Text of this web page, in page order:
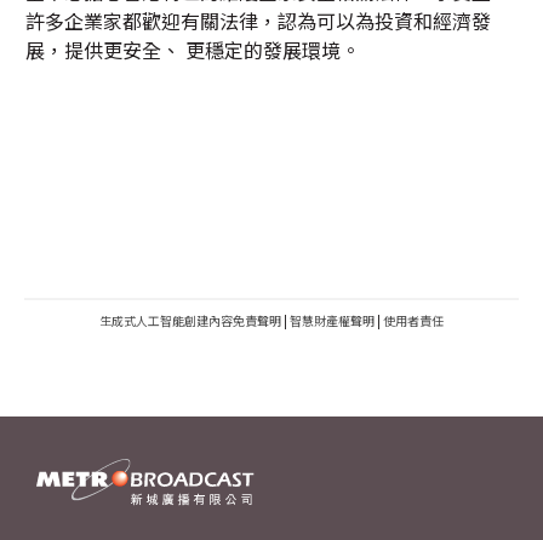
許多企業家都歡迎有關法律，認為可以為投資和經濟發
展，提供更安全、 更穩定的發展環境。
生成式人工智能創建內容免責聲明 | 智慧財產權聲明 | 使用者責任